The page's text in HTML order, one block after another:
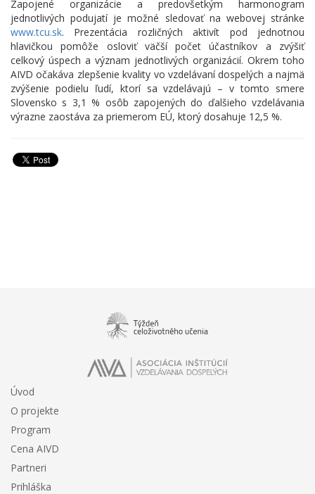
Zapojené organizácie a predovšetkým harmonogram
jednotlivých podujatí je možné sledovať na webovej stránke
www.tcu.sk. Prezentácia rozličných aktivít pod jednotnou
hlavičkou pomôže osloviť väčší počet účastníkov a zvýšiť
celkový úspech a význam jednotlivých organizácií. Okrem toho
AIVD očakáva zlepšenie kvality vo vzdelávaní dospelých a najmä
zvýšenie podielu ľudí, ktorí sa vzdelávajú – v tomto smere
Slovensko s 3,1 % osôb zapojených do ďalšieho vzdelávania
výrazne zaostáva za priemerom EÚ, ktorý dosahuje 12,5 %.
Úvod
O projekte
Program
Cena AIVD
Partneri
Prihláška